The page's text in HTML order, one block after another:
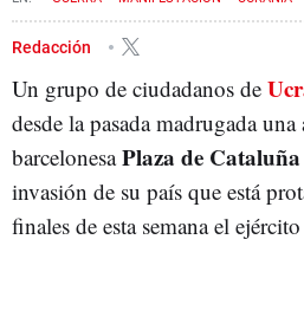
Redacción
Un grupo de ciudadanos de
desde la pasada madrugada una
barcelonesaPlaza de Cataluña
invasión de su país que está
finales de esta semana el